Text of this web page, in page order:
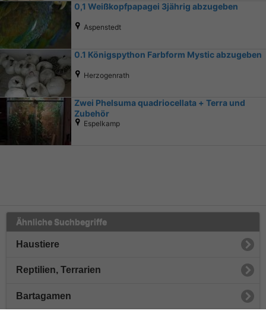
0,1 Weißkopfpapagei 3jährig abzugeben
Aspenstedt
0.1 Königspython Farbform Mystic abzugeben
Herzogenrath
Zwei Phelsuma quadriocellata + Terra und
Zubehör
Espelkamp
Ähnliche Suchbegriffe
Haustiere
Reptilien, Terrarien
Bartagamen